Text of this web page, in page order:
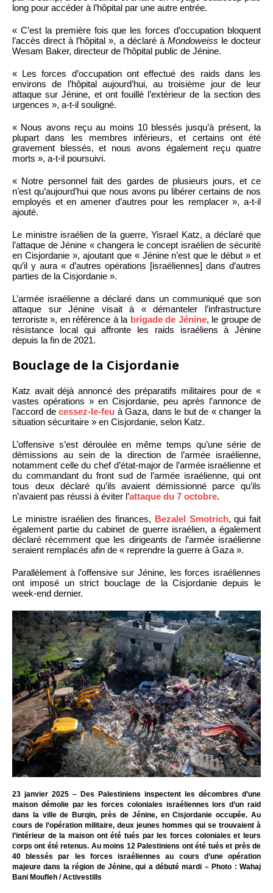
long pour accéder à l’hôpital par une autre entrée.
« C’est la première fois que les forces d’occupation bloquent
l’accès direct à l’hôpital », a déclaré à Mondoweiss le docteur
Wesam Baker, directeur de l’hôpital public de Jénine.
« Les forces d’occupation ont effectué des raids dans les
environs de l’hôpital aujourd’hui, au troisième jour de leur
attaque sur Jénine, et ont fouillé l’extérieur de la section des
urgences », a-t-il souligné.
« Nous avons reçu au moins 10 blessés jusqu’à présent, la
plupart dans les membres inférieurs, et certains ont été
gravement blessés, et nous avons également reçu quatre
morts », a-t-il poursuivi.
« Notre personnel fait des gardes de plusieurs jours, et ce
n’est qu’aujourd’hui que nous avons pu libérer certains de nos
employés et en amener d’autres pour les remplacer », a-t-il
ajouté.
Le ministre israélien de la guerre, Yisrael Katz, a déclaré que
l’attaque de Jénine « changera le concept israélien de sécurité
en Cisjordanie », ajoutant que « Jénine n’est que le début » et
qu’il y aura « d’autres opérations [israéliennes] dans d’autres
parties de la Cisjordanie ».
L’armée israélienne a déclaré dans un communiqué que son
attaque sur Jénine visait à « démanteler l’infrastructure
terroriste », en référence à la brigade de Jénine, le groupe de
résistance local qui affronte les raids israéliens à Jénine
depuis la fin de 2021.
Bouclage de la Cisjordanie
Katz avait déjà annoncé des préparatifs militaires pour de «
vastes opérations » en Cisjordanie, peu après l’annonce de
l’accord decessez-le-feu à Gaza, dans le but de « changer la
situation sécuritaire » en Cisjordanie, selon Katz.
L’offensive s’est déroulée en même temps qu’une série de
démissions au sein de la direction de l’armée israélienne,
notamment celle du chef d’état-major de l’armée israélienne et
du commandant du front sud de l’armée israélienne, qui ont
tous deux déclaré qu’ils avaient démissionné parce qu’ils
n’avaient pas réussi à éviter l’attaque du 7 octobre.
Le ministre israélien des finances, Bezalel Smotrich, qui fait
également partie du cabinet de guerre israélien, a également
déclaré récemment que les dirigeants de l’armée israélienne
seraient remplacés afin de « reprendre la guerre à Gaza ».
Parallèlement à l’offensive sur Jénine, les forces israéliennes
ont imposé un strict bouclage de la Cisjordanie depuis le
week-end dernier.
23 janvier 2025 – Des Palestiniens inspectent les décombres d’une
maison démolie par les forces coloniales israéliennes lors d’un raid
dans la ville de Burqin, près de Jénine, en Cisjordanie occupée. Au
cours de l’opération militaire, deux jeunes hommes qui se trouvaient à
l’intérieur de la maison ont été tués par les forces coloniales et leurs
corps ont été retenus. Au moins 12 Palestiniens ont été tués et près de
40 blessés par les forces israéliennes au cours d’une opération
majeure dans la région de Jénine, qui a débuté mardi – Photo : Wahaj
Bani Moufleh / Activestills